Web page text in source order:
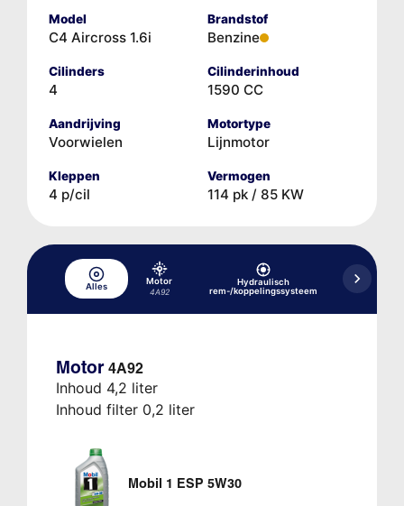
Model
C4 Aircross 1.6i
Brandstof
Benzine
Cilinders
4
Cilinderinhoud
1590 CC
Aandrijving
Voorwielen
Motortype
Lijnmotor
Kleppen
4 p/cil
Vermogen
114 pk / 85 KW
Alles
Motor
4A92
Hydraulisch
rem-/koppelingssysteem
Koelsysteem
Motor 4A92
Inhoud 4,2 liter
Inhoud filter 0,2 liter
Mobil 1 ESP 5W30